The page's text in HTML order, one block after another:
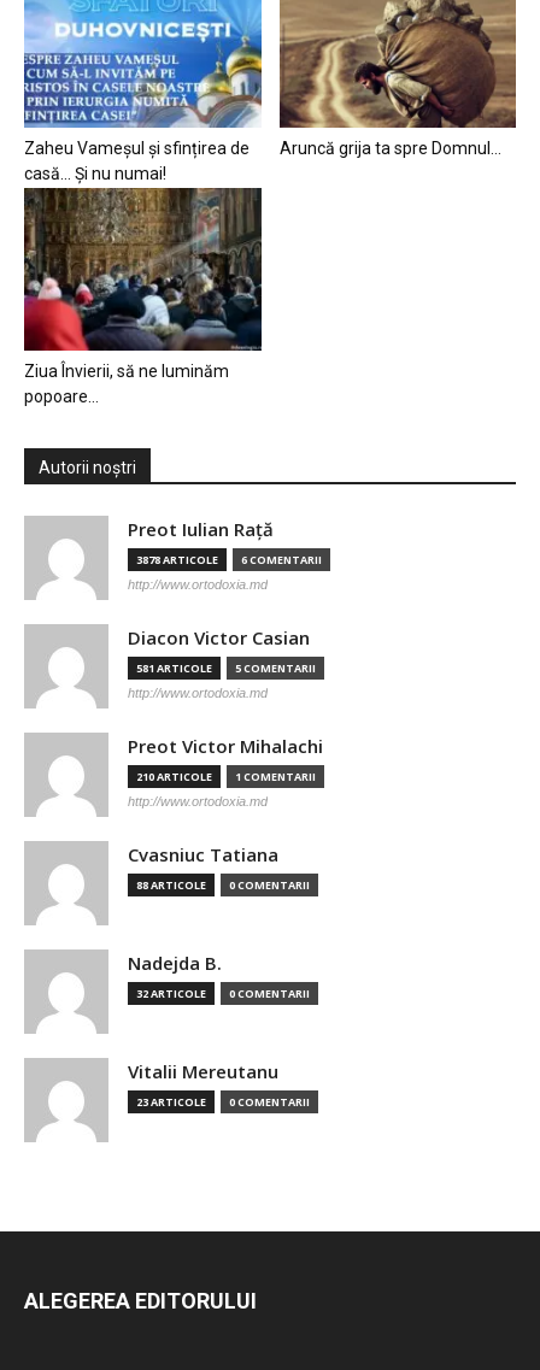
Zaheu Vameșul și sfințirea de
casă… Și nu numai!
Aruncă grija ta spre Domnul…
Ziua Învierii, să ne luminăm
popoare…
Autorii noștri
Preot Iulian Raţă
3878 ARTICOLE 6 COMENTARII
http://www.ortodoxia.md
Diacon Victor Casian
581 ARTICOLE 5 COMENTARII
http://www.ortodoxia.md
Preot Victor Mihalachi
210 ARTICOLE 1 COMENTARII
http://www.ortodoxia.md
Cvasniuc Tatiana
88 ARTICOLE 0 COMENTARII
Nadejda B.
32 ARTICOLE 0 COMENTARII
Vitalii Mereutanu
23 ARTICOLE 0 COMENTARII
ALEGEREA EDITORULUI